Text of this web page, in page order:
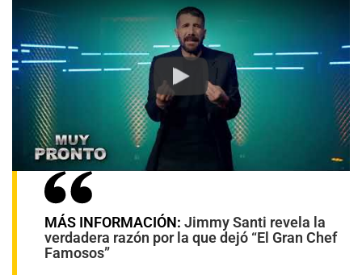
Play
MÁS INFORMACIÓN: Jimmy Santi revela la
verdadera razón por la que dejó “El Gran Chef
Famosos”